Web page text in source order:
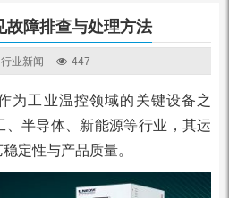
故障排查与处理方法
行业新闻 447
为工业温控领域的关键设备之
、半导体、新能源等行业，其运
定性与产品质量。